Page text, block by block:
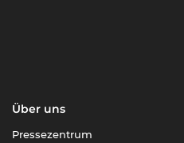
Über uns
Pressezentrum